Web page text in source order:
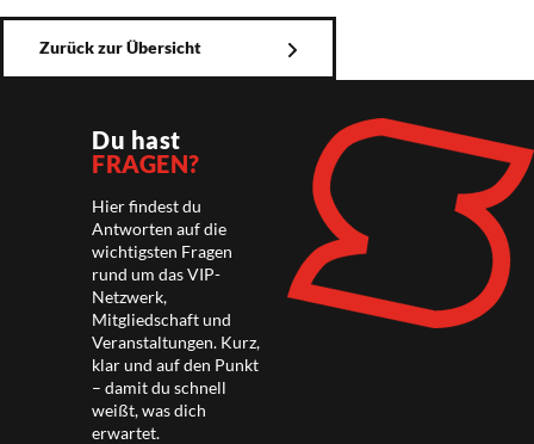
Zurück zur Übersicht
Du hast
FRAGEN?
Hier findest du
Antworten auf die
wichtigsten Fragen
rund um das VIP-
Netzwerk,
Mitgliedschaft und
Veranstaltungen. Kurz,
klar und auf den Punkt
– damit du schnell
weißt, was dich
erwartet.